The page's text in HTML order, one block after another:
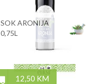
SOK ARONIJA
0,75L
12,50 KM